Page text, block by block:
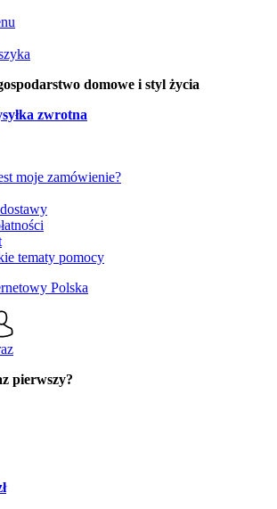
domowe i styl życia
zwrotna
moje zamówienie?
tematy pomocy
pierwszy?